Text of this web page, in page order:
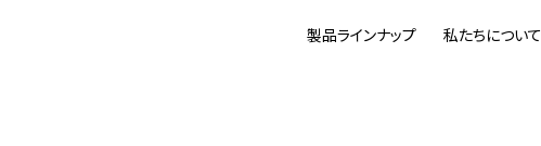
製品ラインナップ 私たちについて